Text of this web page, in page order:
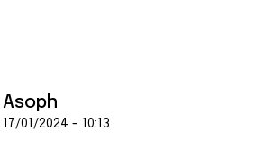
Asoph
17/01/2024 - 10:13